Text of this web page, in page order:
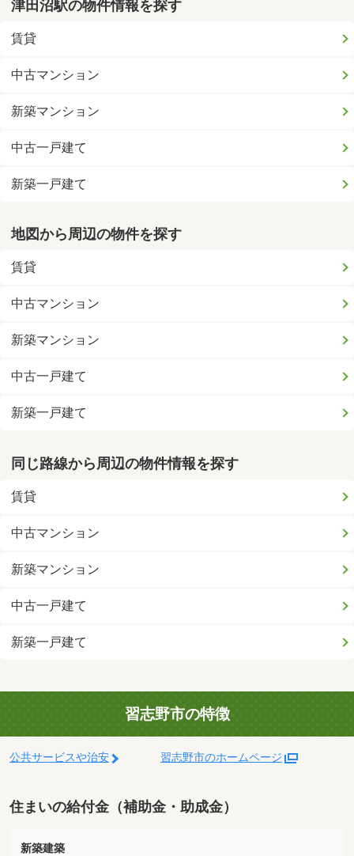
津田沼駅の物件情報を探す
賃貸
中古マンション
新築マンション
中古一戸建て
新築一戸建て
地図から周辺の物件を探す
賃貸
中古マンション
新築マンション
中古一戸建て
新築一戸建て
同じ路線から周辺の物件情報を探す
賃貸
中古マンション
新築マンション
中古一戸建て
新築一戸建て
習志野市の特徴
公共サービスや治安 習志野市のホームページ
住まいの給付金（補助金・助成金）
新築建築